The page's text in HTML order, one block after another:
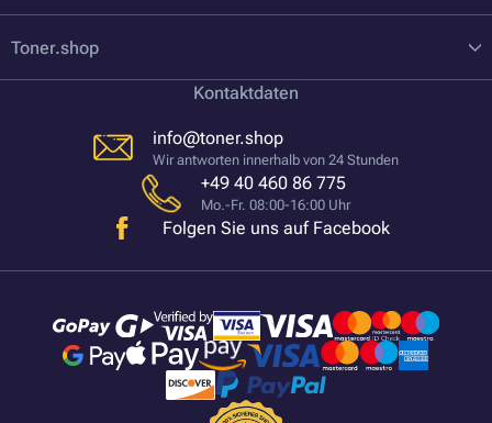
Toner.shop
Kontaktdaten
info@toner.shop
Wir antworten innerhalb von 24 Stunden
+49 40 460 86 775
Mo.-Fr. 08:00-16:00 Uhr
Folgen Sie uns auf Facebook